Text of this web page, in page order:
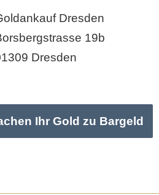
Dresden
19b
Dresden
Ihr Gold zu Bargeld